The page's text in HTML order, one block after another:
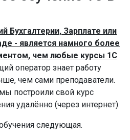
Бухгалтерии, Зарплате или
- является намного более
чем любые курсы 1С
оператор знает работу
чем сами преподаватели.
построили свой курс
удалённо (через интернет).
следующая.